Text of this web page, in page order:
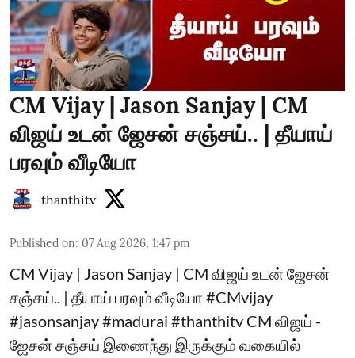
CM Vijay | Jason Sanjay | CM
விஜய் உடன் ஜேசன் சஞ்சய்.. | தீயாய்
பரவும் வீடியோ
thanthitv
Published on: 07 Aug 2026, 1:47 pm
CM Vijay | Jason Sanjay | CM விஜய் உடன் ஜேசன்
சஞ்சய்.. | தீயாய் பரவும் வீடியோ #CMvijay
#jasonsanjay #madurai #thanthitv CM விஜய் -
ஜேசன் சஞ்சய் இணைந்து இருக்கும் வகையில்